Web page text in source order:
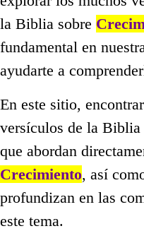
la Biblia sobre
fundamental en
ayudarte a
En este sitio,
versículos de la Biblia
que abordan
Crecimiento, así
profundizan en las
este tema.